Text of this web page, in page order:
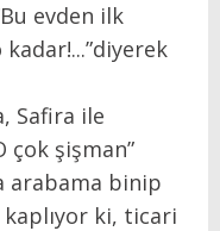
evden ilk
Safira ile
çok şişman”
arabama binip
ki, ticari